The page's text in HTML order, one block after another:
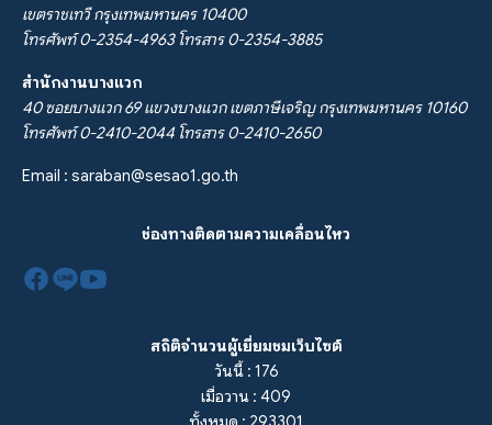
เขตราชเทวี กรุงเทพมหานคร 10400
โทรศัพท์ 0-2354-4963 โทรสาร 0-2354-3885
สำนักงานบางแวก
40 ซอยบางแวก 69 แขวงบางแวก เขตภาษีเจริญ กรุงเทพมหานคร 10160
โทรศัพท์ 0-2410-2044 โทรสาร 0-2410-2650
Email : saraban@sesao1.go.th
ช่องทางติดตามความเคลื่อนไหว
สถิติจำนวนผู้เยี่ยมชมเว็บไซต์
วันนี้ : 176
เมื่อวาน : 409